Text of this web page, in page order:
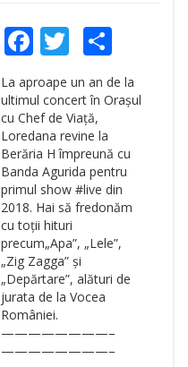
Facebook
TwitterShare
La aproape un an de la
ultimul concert în Orașul
cu Chef de Viață,
Loredana revine la
Berăria H împreună cu
Banda Agurida pentru
primul show #live din
2018. Hai să fredonăm
cu toții hituri
precum„Apa”, „Lele”,
„Zig Zagga” și
„Depărtare”, alături de
jurata de la Vocea
României.
————————–
————————–